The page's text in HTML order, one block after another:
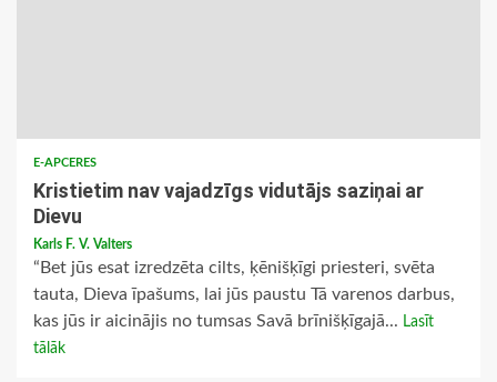
E-APCERES
Kristietim nav vajadzīgs vidutājs saziņai ar
Dievu
Karls F. V. Valters
“Bet jūs esat izredzēta cilts, ķēnišķīgi priesteri, svēta
tauta, Dieva īpašums, lai jūs paustu Tā varenos darbus,
kas jūs ir aicinājis no tumsas Savā brīnišķīgajā... Lasīt
tālāk